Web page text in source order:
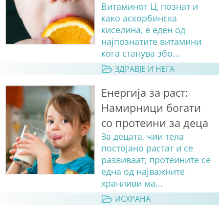
Витаминот Ц, познат и
како аскорбинска
киселина, е еден од
најпознатите витамини
кога станува збо...
ЗДРАВЈЕ И НЕГА
Енергија за раст:
Намирници богати
со протеини за деца
За децата, чии тела
постојано растат и се
развиваат, протеините се
една од најважните
хранливи ма...
ИСХРАНА